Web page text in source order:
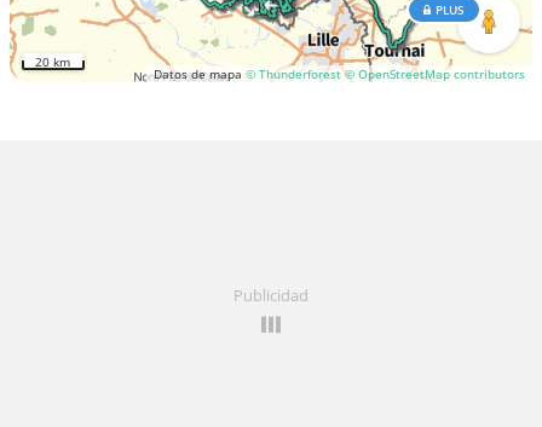
Datos de mapa © Thunderforest © OpenStreetMap contributors
PLUS
20 km
Publicidad